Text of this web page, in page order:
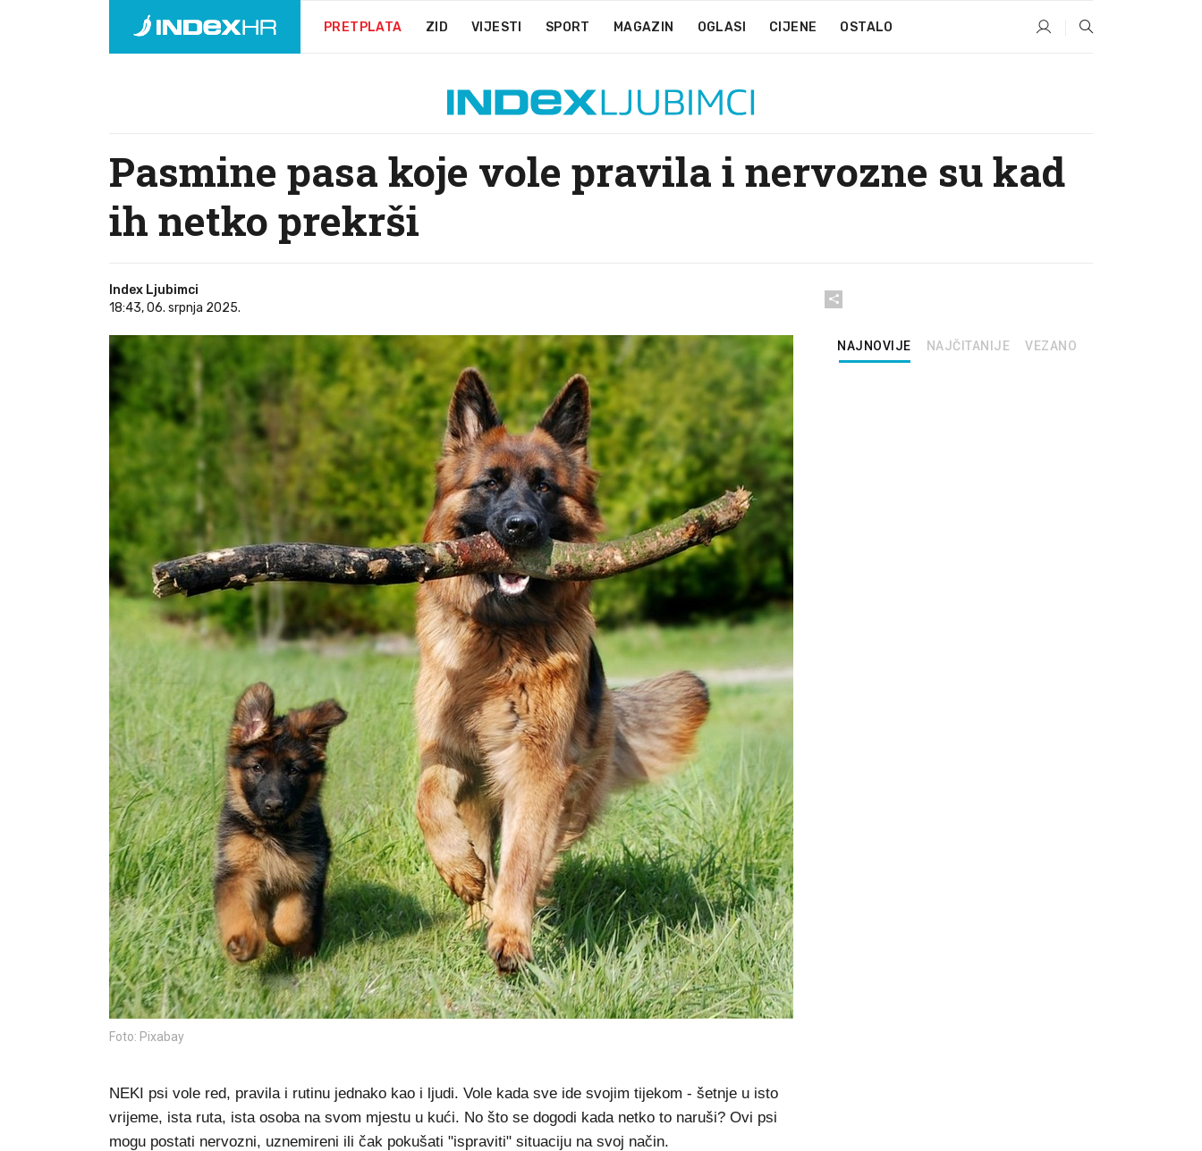
PRETPLATA ZID VIJESTI SPORT MAGAZIN OGLASI CIJENE OSTALO
Pasmine pasa koje vole pravila i nervozne su kad
ih netko prekrši
Index Ljubimci
18:43, 06. srpnja 2025.
Foto: Pixabay
NEKI psi vole red, pravila i rutinu jednako kao i ljudi. Vole kada sve ide svojim tijekom - šetnje u isto
vrijeme, ista ruta, ista osoba na svom mjestu u kući. No što se dogodi kada netko to naruši? Ovi psi
mogu postati nervozni, uznemireni ili čak pokušati "ispraviti" situaciju na svoj način.
NAJNOVIJE NAJČITANIJE VEZANO